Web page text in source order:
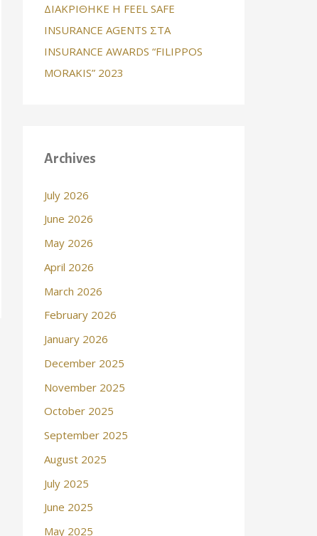
ΔΙΑΚΡΙΘΗΚΕ Η FEEL SAFE
INSURANCE AGENTS ΣΤΑ
INSURANCE AWARDS “FILIPPOS
MORAKIS” 2023
Archives
July 2026
June 2026
May 2026
April 2026
March 2026
February 2026
January 2026
December 2025
November 2025
October 2025
September 2025
August 2025
July 2025
June 2025
May 2025